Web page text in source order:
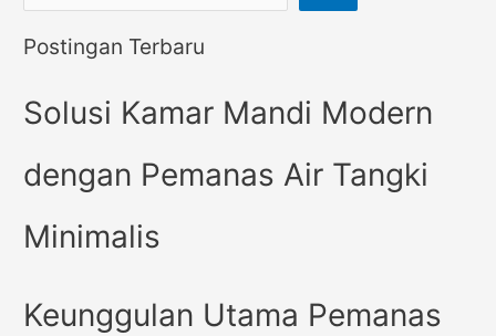
Postingan Terbaru
Solusi Kamar Mandi Modern
dengan Pemanas Air Tangki
Minimalis
Keunggulan Utama Pemanas